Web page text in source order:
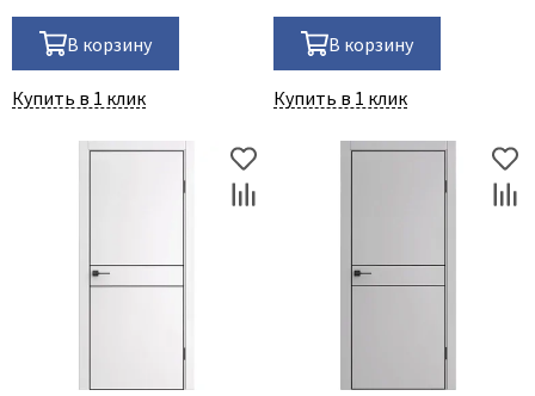
В корзину
Купить в 1 клик
В корзину
Купить в 1 клик